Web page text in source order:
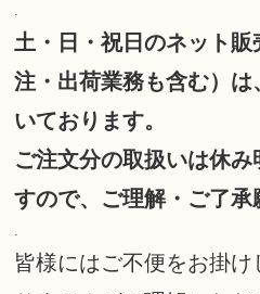
土・日・祝日のネット
注・出荷業務も含む）
いております。
ご注文分の取扱いは休
すので、ご理解・ご了承
皆様にはご不便をお掛